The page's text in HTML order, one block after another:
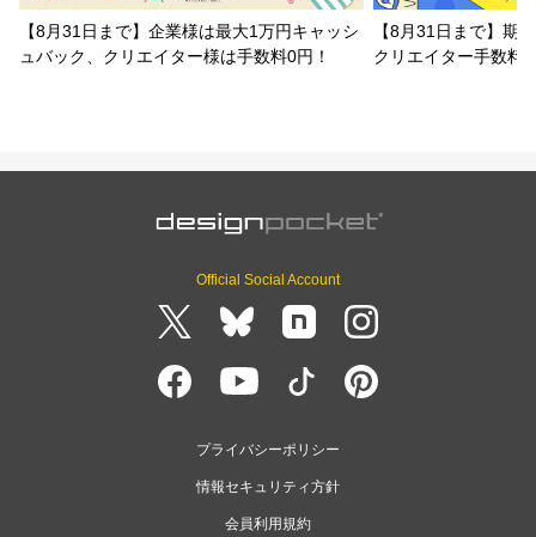
【8月31日まで】企業様は最大1万円キャッシ
ュバック、クリエイター様は手数料0円！
【8月31日まで】期
クリエイター手数料
Official Social Account
プライバシーポリシー
情報セキュリティ方針
会員利用規約